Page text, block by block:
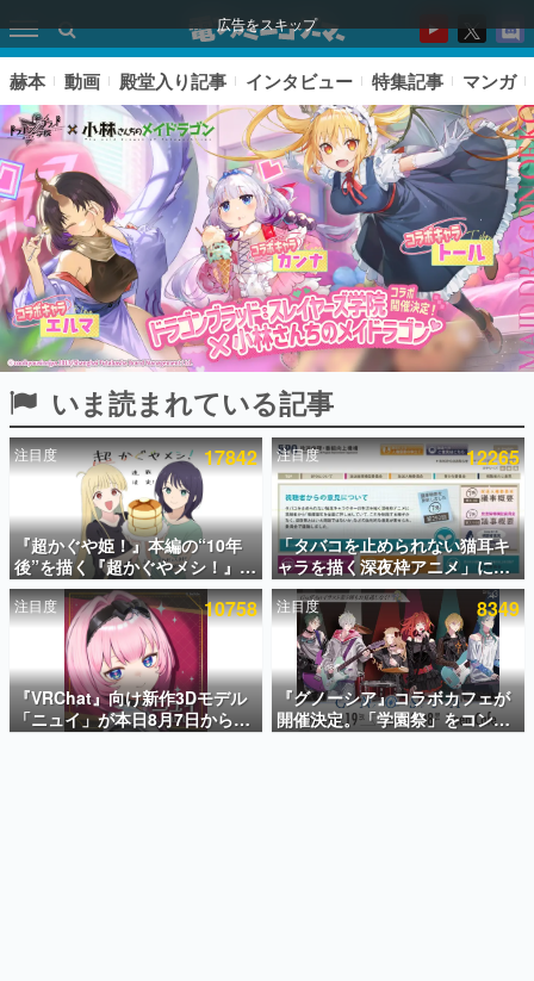
広告をスキップ
ピックアップ
電ファミのいま読まれている記事ランキング
アプリセール情報
インタビュー
連載・特集一覧
殿堂入り記事
SNS拡散数が数千以上！ ページビュー数万以上！ などな
ど。多くの人々に読まれた、電ファミ渾身の“殿堂入り”記
事をまとめました。
赫本 動画 殿堂入り記事 インタビュー 特集記事 マンガ
いま読まれている記事
注目度 17842
『超かぐや姫！』本編の“10年
後”を描く『超かぐやメシ！』
Web連載決定。新たなWebマン
ガレーベル「ビビビコミック」
にて特別話が掲載スタート、あ
のお話には…まだ続きがある！
注目度 12265
「タバコを止められない猫耳キ
ャラを描く深夜枠アニメ」に視
聴者の一部から批判意見。違法
薬物の使用と思しき描写も含め
て、BPOが議論を交わす
注目度 10758
『VRChat』向け新作3Dモデル
「ニュイ」が本日8月7日から
BOOTHにて発売。瞳に光る星
注目度 8349
『グノーシア』コラボカフェが
開催決定。「学園祭」をコンセ
プトに、模擬店やセツやSQ、ラ